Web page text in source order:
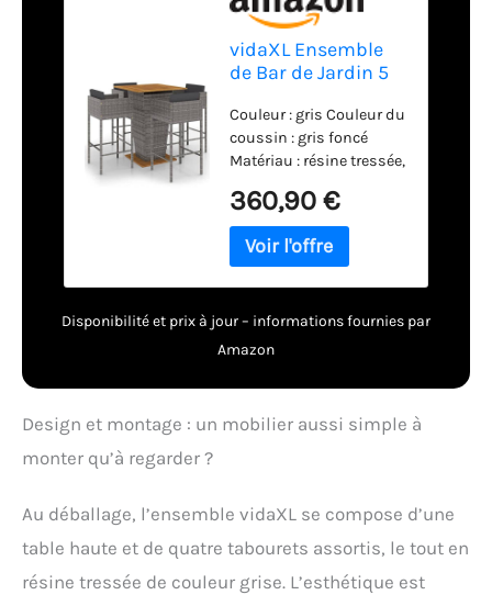
vidaXL Ensemble
de Bar de Jardin 5
Meubles d'Extérieur
Table et Chaises de
Patio Salon de
Jardin Terrasse
Résine Tressée Gris
Couleur : gris Couleur du
coussin : gris foncé
Matériau : résine tressée,
massif avec finition à
l'huile Dimensions de la
table : 80 x 80 x 110 cm (L
(l x P x H)
360,90 €
Disponibilité et prix à jour – informations fournies par
Amazon
Design et montage : un mobilier aussi simple à
monter qu’à regarder ?
Au déballage, l’ensemble vidaXL se compose d’une
table haute et de quatre tabourets assortis, le tout en
résine tressée de couleur grise. L’esthétique est